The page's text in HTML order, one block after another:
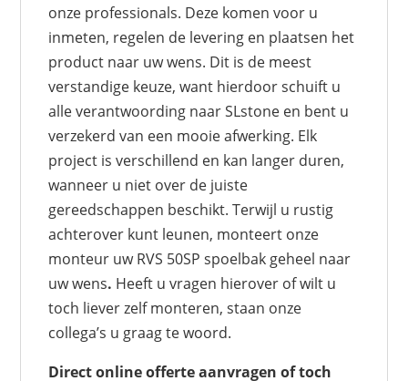
onze professionals. Deze komen voor u
inmeten, regelen de levering en plaatsen het
product naar uw wens. Dit is de meest
verstandige keuze, want hierdoor schuift u
alle verantwoording naar SLstone en bent u
verzekerd van een mooie afwerking. Elk
project is verschillend en kan langer duren,
wanneer u niet over de juiste
gereedschappen beschikt. Terwijl u rustig
achterover kunt leunen, monteert onze
monteur uw RVS 50SP spoelbak geheel naar
uw wens. Heeft u vragen hierover of wilt u
toch liever zelf monteren, staan onze
collega’s u graag te woord.
Direct online offerte aanvragen of toch